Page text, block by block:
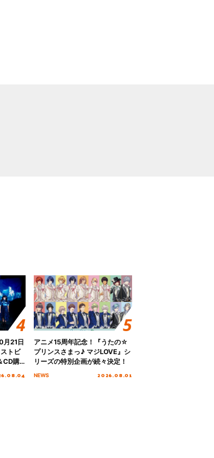
月21日
トビ
CD購
アニメ15周年記念！『うたの☆
プリンスさまっ♪ マジLOVE』シ
リーズの特別企画が続々決定！
NEWS 2026.08.01